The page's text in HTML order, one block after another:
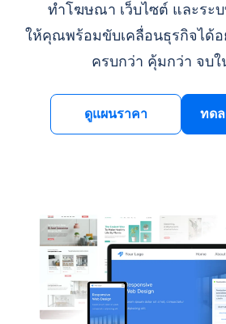
ทำโฆษณา เว็บไซต์ และระ
ให้คุณพร้อมขับเคลื่อนธุรกิจได้
ครบกว่า คุ้มกว่า จบใ
ดูแผนราคา ทด